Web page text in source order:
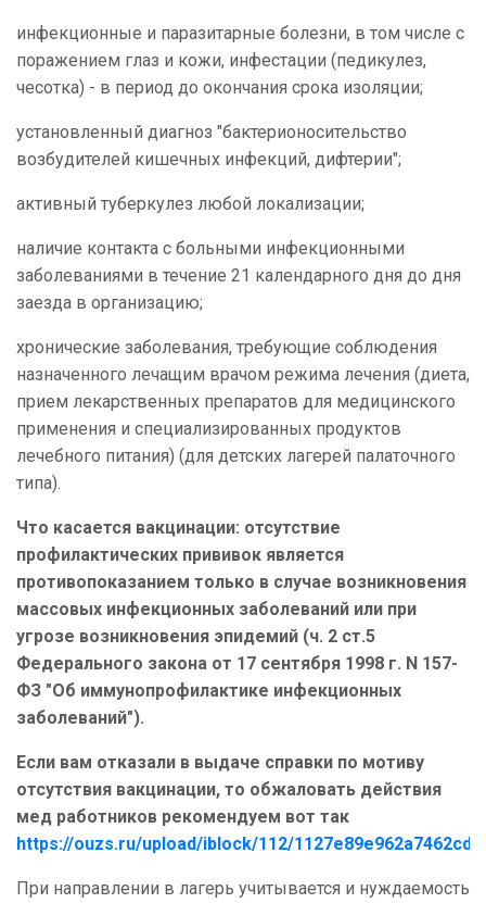
инфекционные и паразитарные болезни, в том числе с
поражением глаз и кожи, инфестации (педикулез,
чесотка) - в период до окончания срока изоляции;
установленный диагноз "бактерионосительство
возбудителей кишечных инфекций, дифтерии";
активный туберкулез любой локализации;
наличие контакта с больными инфекционными
заболеваниями в течение 21 календарного дня до дня
заезда в организацию;
хронические заболевания, требующие соблюдения
назначенного лечащим врачом режима лечения (диета,
прием лекарственных препаратов для медицинского
применения и специализированных продуктов
лечебного питания) (для детских лагерей палаточного
типа).
Что касается вакцинации: отсутствие
профилактических прививок является
противопоказанием только в случае возникновения
массовых инфекционных заболеваний или при
угрозе возникновения эпидемий (ч. 2 ст.5
Федерального закона от 17 сентября 1998 г. N 157-
ФЗ "Об иммунопрофилактике инфекционных
заболеваний").
Если вам отказали в выдаче справки по мотиву
отсутствия вакцинации, то обжаловать действия
мед работников рекомендуем вот так
https://ouzs.ru/upload/iblock/112/
При направлении в лагерь учитывается и нуждаемость